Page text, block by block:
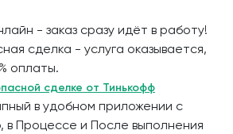
- заказ сразу идёт в работу!
сделка - услуга оказывается,
оплаты.
сделке от Тинькофф
в удобном приложении с
Процессе и После выполнения